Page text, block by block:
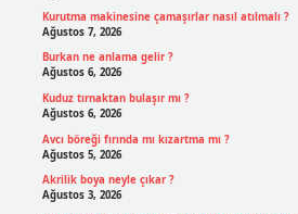
Kurutma makinesine çamaşırlar nasıl atılmalı ?
Ağustos 7, 2026
Burkan ne anlama gelir ?
Ağustos 6, 2026
Kuduz tırnaktan bulaşır mı ?
Ağustos 6, 2026
Avcı böreği fırında mı kızartma mı ?
Ağustos 5, 2026
Akrilik boya neyle çıkar ?
Ağustos 3, 2026